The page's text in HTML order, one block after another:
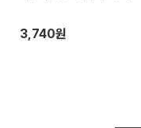
3,740원